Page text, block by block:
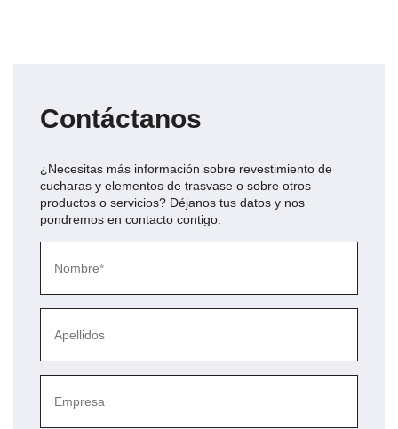
Contáctanos
¿Necesitas más información sobre revestimiento de
cucharas y elementos de trasvase o sobre otros
productos o servicios? Déjanos tus datos y nos
pondremos en contacto contigo.